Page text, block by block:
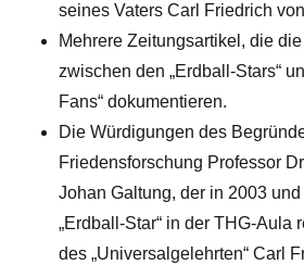
seines Vaters Carl Friedrich
Mehrere Zeitungsartikel, die
zwischen den „Erdball-Stars“
Fans“ dokumentieren.
Die Würdigungen des
Friedensforschung Professor
Johan Galtung, der in 2003
„Erdball-Star“ in der THG-Aula
des „Universalgelehrten“ Carl